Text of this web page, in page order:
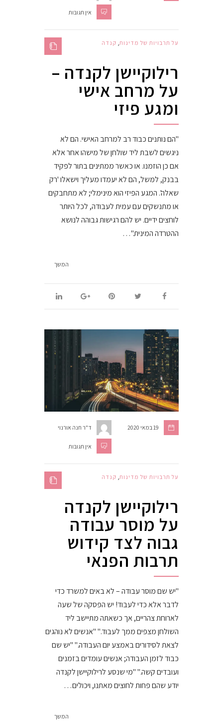
אין תגובות
על תרבויות של מדינות, קנדה
רילוקיישן לקנדה –
על מרחב אישי
ומגע פיזי
"הם נותנים כבוד רב למרחב האישי. הם לא
ניגשים לשבת ליד שולחן של מישהו אחר אלא
אם כן הוזמנו. או כאשר ממתינים בתור לפקיד
בבנק, למשל, הם לא יעמדו מעליך וישאלו 'רק
שאלה'. המגע הפיזי הוא מינימלי; לא מתחבקים
או מתנשקים עם עמית לעבודה, לכל היותר
לוחצים ידיים. יש להם רגישות גבוהה לנושא
ההטרדה המינית."…
המשך
ד"ר חנה אורנוי 19 במאי 2020
אין תגובות
על תרבויות של מדינות, קנדה
רילוקיישן לקנדה
על מוסר עבודה
גבוה לצד קידוש
תרבות הפנאי
"יש שם מוסר עבודה – לא באים למשרד כדי
לדבר אלא כדי לעבוד! יש הפסקה של שעה
לארוחת צהריים, אך כשאתה מתיישב ליד
השולחן מצפים ממך לעבוד." "אנשים לא נוהגים
לצאת לסידורים באמצע יום העבודה." "יש שם
כבוד לזמן העבודה; אנשים עומדים בזמנים
ועובדים קשה." "מי שנסע לרילוקיישן לקנדה
יודע שהם פחות לחוצים מאתנו, ויכולים…
המשך